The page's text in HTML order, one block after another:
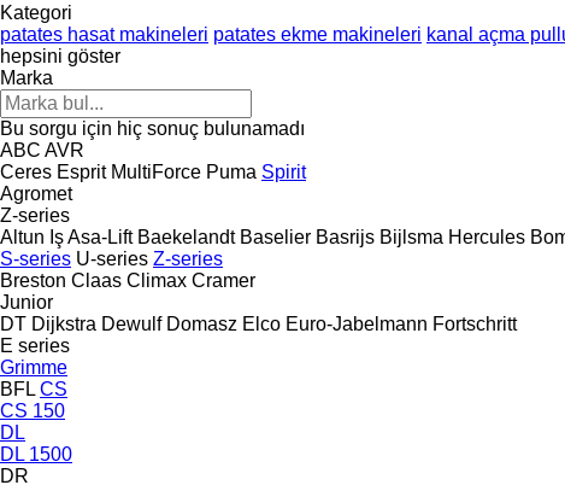
Kategori
patates hasat makineleri patates ekme makineleri kanal açma
hepsini göster
Marka
Bu sorgu için hiç sonuç bulunamadı
ABC AVR
Ceres Esprit MultiForce Puma Spirit
Agromet
Z-series
Altun IşAsa-Lift Baekelandt Baselier Basrijs Bijlsma Hercules
S-series U-series Z-series
Breston Claas Climax Cramer
Junior
DT Dijkstra Dewulf Domasz Elco Euro-Jabelmann Fortschritt
E series
Grimme
BFL CS
CS 150
DL
DL 1500
DR